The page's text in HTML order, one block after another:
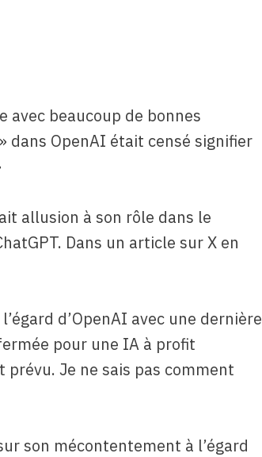
avec beaucoup de bonnes
dans OpenAI était censé signifier
allusion à son rôle dans le
Dans un article sur X en
d’OpenAI avec une dernière
pour une IA à profit
Je ne sais pas comment
son mécontentement à l’égard